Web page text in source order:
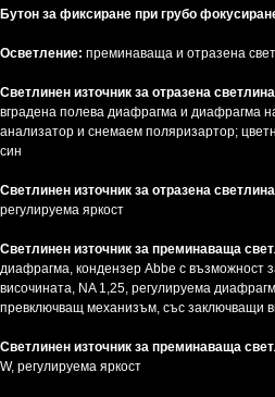
Бутон за фиксиране при грубо
Осветление: преминаваща и отразена
Светлинен източник за отразена
вградена полева диафрагма и диафрагма
анализатор и снемаем поляризартор;
син
Светлинен източник за отразена
регулируема яркост
Светлинен източник за преминаваща
диафрагма, кондензер Abbe с възможност
височината, NA 1,25, регулируема
превключващ механизъм, със заключващи
Светлинен източник за преминаваща
W, регулируема яркост